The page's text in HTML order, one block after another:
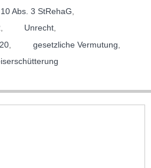
Abs. 3 StRehaG
Unrecht
gesetzliche Vermutung